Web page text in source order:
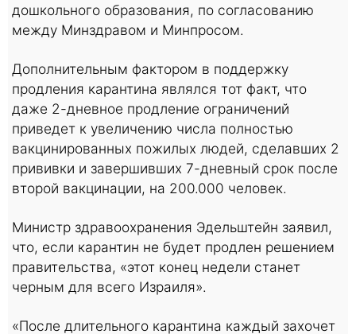
дошкольного образования, по согласованию
между Минздравом и Минпросом.
Дополнительным фактором в поддержку
продления карантина являлся тот факт, что
даже 2-дневное продление ограничений
приведет к увеличению числа полностью
вакцинированных пожилых людей, сделавших 2
прививки и завершивших 7-дневный срок после
второй вакцинации, на 200.000 человек.
Министр здравоохранения Эдельштейн заявил,
что, если карантин не будет продлен решением
правительства, «этот конец недели станет
черным для всего Израиля».
«После длительного карантина каждый захочет